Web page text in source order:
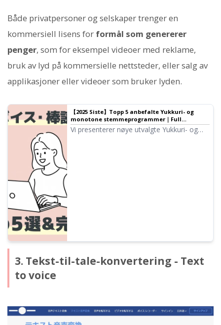
Både privatpersoner og selskaper trenger en
kommersiell lisens for formål som genererer
penger, som for eksempel videoer med reklame,
bruk av lyd på kommersielle nettsteder, eller salg av
applikasjoner eller videoer som bruker lyden.
【2025 Siste】Topp 5 anbefalte Yukkuri- og
monotone stemmeprogrammer｜Full
sammenligning av PC- og mobilapper｜Tekst-
til-tale-programvare Ondoku
Vi presenterer nøye utvalgte Yukkuri- og
3. Tekst-til-tale-konvertering - Text
to voice